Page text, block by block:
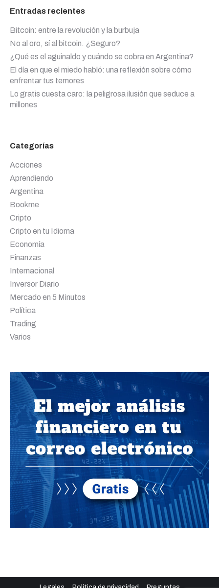
Entradas recientes
Bitcoin: entre la revolución y la burbuja
No al oro, sí al bitcoin. ¿Seguro?
¿Qué es el aguinaldo y cuándo se cobra en Argentina?
El día en que el miedo habló: una reflexión sobre cómo
enfrentar tus temores
Lo gratis cuesta caro: la peligrosa ilusión que seduce a
millones
Categorías
Acciones
Aprendiendo
Argentina
Bookme
Cripto
Cripto en tu Idioma
Economía
Finanzas
Internacional
Inversor Diario
Mercado en 5 Minutos
Política
Trading
Varios